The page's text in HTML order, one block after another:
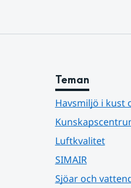
Teman
Havsmiljö i kust
Luftkvalitet
SIMAIR
Sjöar och